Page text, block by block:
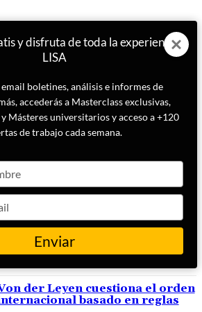
ETIQUETA
Von der Leyen
der Leyen cuestiona el orden
basado en reglas
y disfruta de toda la experiencia
LISA
email boletines, análisis e informes de
accederás a Masterclass exclusivas,
y Másteres universitarios y acceso a +120
de trabajo cada semana.
Enviar